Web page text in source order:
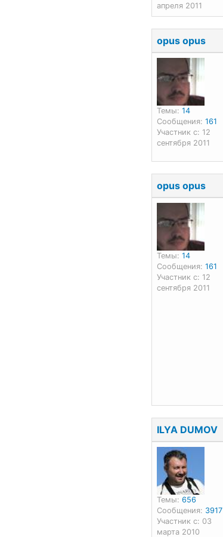
апреля 2011
opus opus
Темы: 14
Сообщения: 161
Участник с: 12
сентября 2011
opus opus
Темы: 14
Сообщения: 161
Участник с: 12
сентября 2011
ILYA DUMOV
Темы: 656
Сообщения: 3917
Участник с: 03
марта 2010